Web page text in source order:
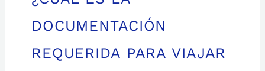
DOCUMENTACIÓN
REQUERIDA PARA VIAJAR